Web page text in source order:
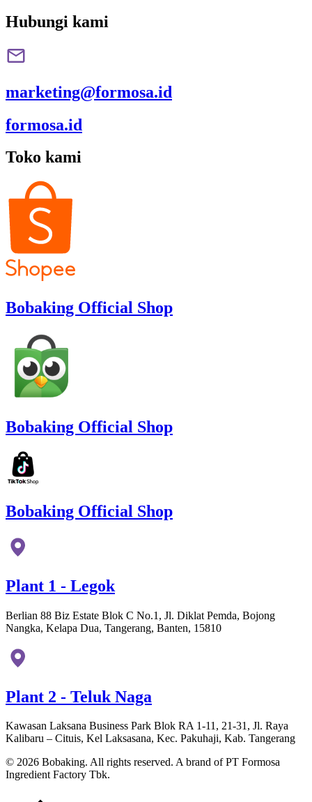
Hubungi kami
marketing@formosa.id
formosa.id
Toko kami
Bobaking Official Shop
Bobaking Official Shop
Bobaking Official Shop
Plant 1 - Legok
Berlian 88 Biz Estate Blok C No.1, Jl. Diklat Pemda, Bojong
Nangka, Kelapa Dua, Tangerang, Banten, 15810
Plant 2 - Teluk Naga
Kawasan Laksana Business Park Blok RA 1-11, 21-31, Jl. Raya
Kalibaru – Cituis, Kel Laksasana, Kec. Pakuhaji, Kab. Tangerang
© 2026 Bobaking. All rights reserved. A brand of PT Formosa
Ingredient Factory Tbk.